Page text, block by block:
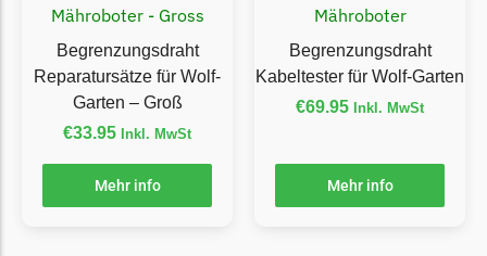
Eufy Messer
Ferrex
Ferrex Messer
Florabest
Begrenzungsdraht
Reparatursätze für Wolf-
Garten – Groß
€33.95 Inkl. MwSt
Mehr info
Begrenzungsdraht
Kabeltester für Wolf-Garten
€69.95 Inkl. MwSt
Mehr info